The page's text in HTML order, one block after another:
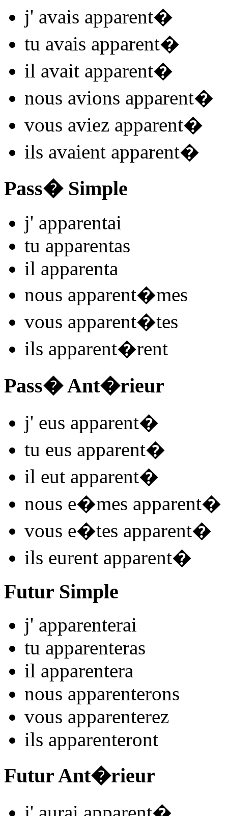
j' avais apparent�
tu avais apparent�
il avait apparent�
nous avions apparent�
vous aviez apparent�
ils avaient apparent�
Pass� Simple
j' apparentai
tu apparentas
il apparenta
nous apparent�mes
vous apparent�tes
ils apparent�rent
Pass� Ant�rieur
j' eus apparent�
tu eus apparent�
il eut apparent�
nous e�mes apparent�
vous e�tes apparent�
ils eurent apparent�
Futur Simple
j' apparenterai
tu apparenteras
il apparentera
nous apparenterons
vous apparenterez
ils apparenteront
Futur Ant�rieur